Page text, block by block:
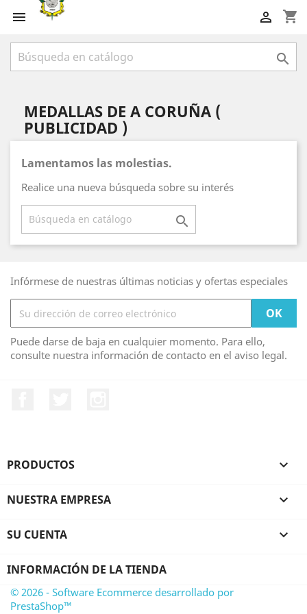
 shopping_cart


MEDALLAS DE A CORUÑA (
PUBLICIDAD )
Lamentamos las molestias.
Realice una nueva búsqueda sobre su interés

Infórmese de nuestras últimas noticias y ofertas especiales
Puede darse de baja en cualquier momento. Para ello,
consulte nuestra información de contacto en el aviso legal.
PRODUCTOS 
NUESTRA EMPRESA 
SU CUENTA 
INFORMACIÓN DE LA TIENDA
© 2026 - Software Ecommerce desarrollado por
PrestaShop™